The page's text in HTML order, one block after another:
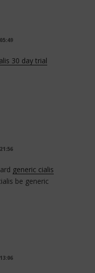
30 day trial
generic cialis
be generic